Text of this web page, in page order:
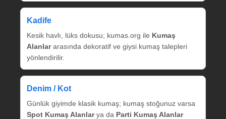
Kadife
Kesik havlı, lüks dokusu; kumas.org ile Kumaş
Alanlararasında dekoratif ve giysi kumaş talepleri
yönlendirilir.
Denim / Kot
Günlük giyimde klasik kumaş; kumaş stoğunuz varsa
Spot Kumaş Alanlarya da Parti Kumaş Alanlar